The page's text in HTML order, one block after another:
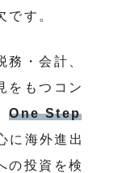
です。
務・会計、
をもつコン
One Step
に海外進出
の投資を検